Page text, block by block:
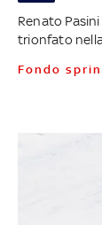
Renato
trionfato
Fondo